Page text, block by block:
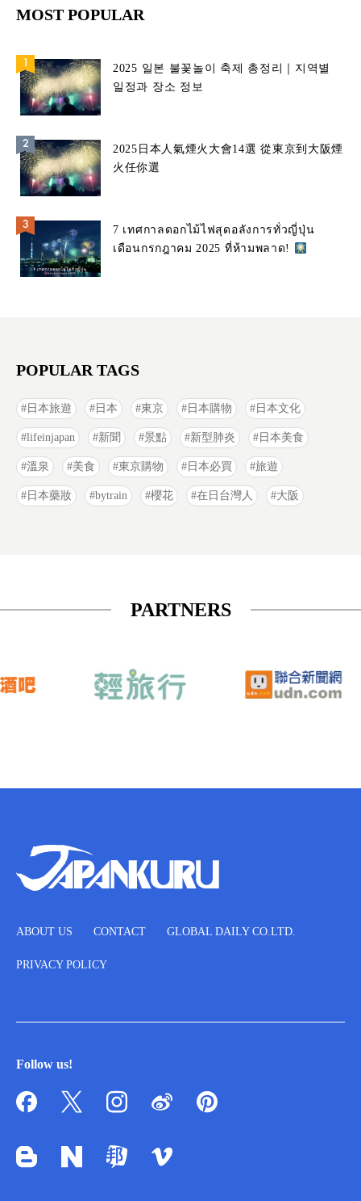
MOST POPULAR
2025 일본 불꽃놀이 축제 총정리｜지역별
일정과 장소 정보
2025日本人氣煙火大會14選 從東京到大阪煙
火任你選
7 เทศกาลดอกไม้ไฟสุดอลังการทั่วญี่ปุ่น
เดือนกรกฎาคม 2025 ที่ห้ามพลาด!
POPULAR TAGS
日本旅遊 日本 東京 日本購物 日本文化
lifeinjapan 新聞 景點 新型肺炎 日本美食
溫泉 美食 東京購物 日本必買 旅遊
日本藥妝 bytrain 櫻花 在日台灣人 大阪
PARTNERS
ABOUT US CONTACT GLOBAL DAILY CO.LTD.
PRIVACY POLICY
Follow us!